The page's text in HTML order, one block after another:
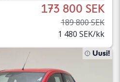
173 800 SEK
189 800 SEK
1 480 SEK/kk
Uusi!